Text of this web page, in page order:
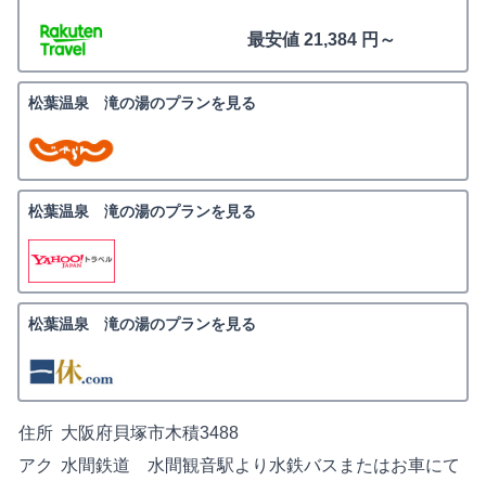
最安値 21,384 円～
松葉温泉 滝の湯のプランを見る
松葉温泉 滝の湯のプランを見る
松葉温泉 滝の湯のプランを見る
住所 大阪府貝塚市木積3488
アク
水間鉄道 水間観音駅より水鉄バスまたはお車にて